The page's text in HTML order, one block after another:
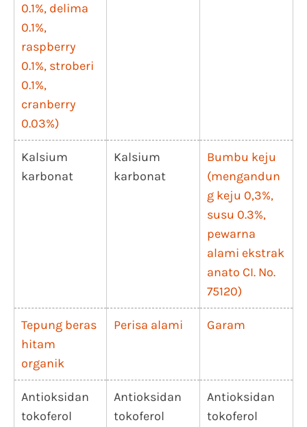
0.1%, delima
0.1%,
raspberry
0.1%, stroberi
0.1%,
cranberry
0.03%)
Kalsium
karbonat
Kalsium
karbonat
Bumbu keju
(mengandun
g keju 0,3%,
susu 0.3%,
pewarna
alami ekstrak
anato CI. No.
75120)
Tepung beras
hitam
organik
Perisa alami Garam
Antioksidan
tokoferol
Antioksidan
tokoferol
Antioksidan
tokoferol